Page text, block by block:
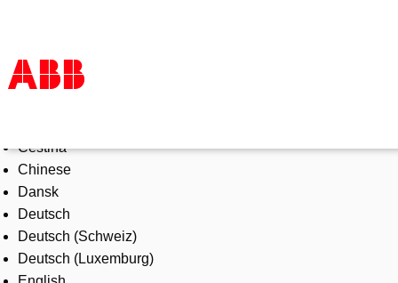
Products & Solutions
Industries
Services
About us
Where to buy
Contact us
Careers
Čeština
Chinese
Dansk
Deutsch
Deutsch (Schweiz)
Deutsch (Luxemburg)